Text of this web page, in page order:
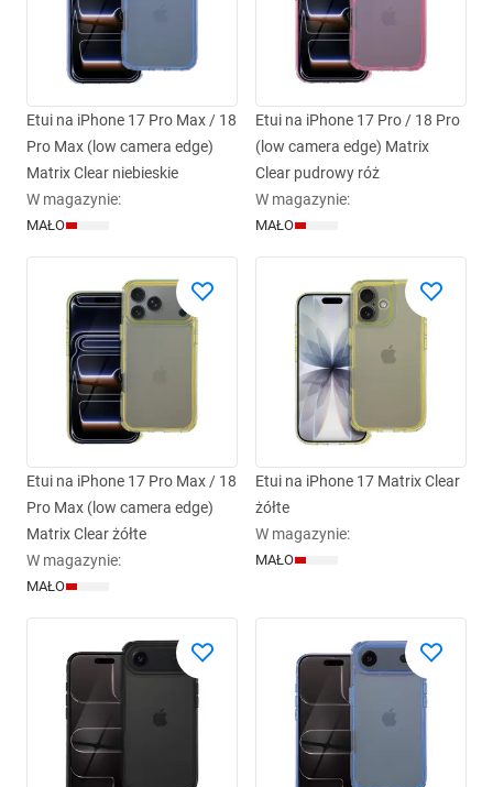
Etui na iPhone 17 Pro Max / 18
Pro Max (low camera edge)
Matrix Clear niebieskie
W magazynie:
MAŁO
Etui na iPhone 17 Pro / 18 Pro
(low camera edge) Matrix
Clear pudrowy róż
W magazynie:
MAŁO
Etui na iPhone 17 Pro Max / 18
Pro Max (low camera edge)
Matrix Clear żółte
W magazynie:
MAŁO
Etui na iPhone 17 Matrix Clear
żółte
W magazynie:
MAŁO